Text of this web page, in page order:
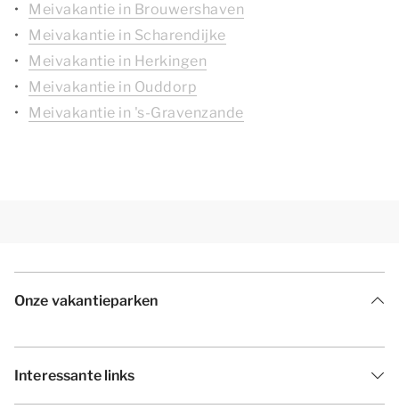
Meivakantie in Brouwershaven
Meivakantie in Scharendijke
Meivakantie in Herkingen
Meivakantie in Ouddorp
Meivakantie in 's-Gravenzande
Onze vakantieparken
Interessante links